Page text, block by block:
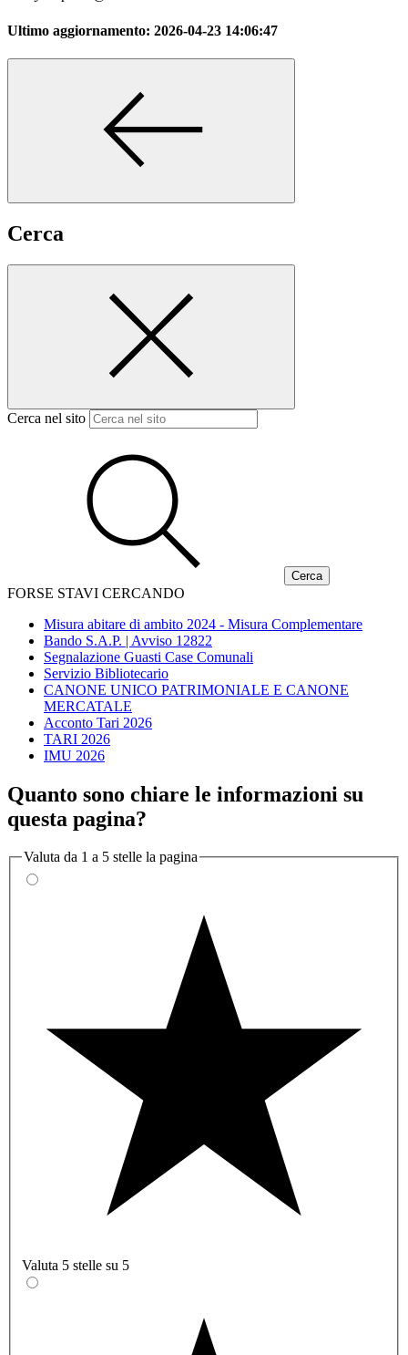
Ultimo aggiornamento: 2026-04-23 14:06:47
Cerca
Cerca nel sito
FORSE STAVI CERCANDO
Misura abitare di ambito 2024 - Misura Complementare
Bando S.A.P. | Avviso 12822
Segnalazione Guasti Case Comunali
Servizio Bibliotecario
CANONE UNICO PATRIMONIALE E CANONE
MERCATALE
Acconto Tari 2026
TARI 2026
IMU 2026
Quanto sono chiare le informazioni su
questa pagina?
Valuta da 1 a 5 stelle la pagina
Valuta 5 stelle su 5